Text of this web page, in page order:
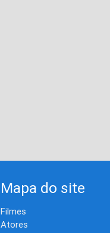
Mapa do site
Filmes
Atores